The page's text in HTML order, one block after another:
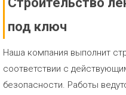
под ключ
Наша компания выполнит
соответствии с
безопасности. Работы